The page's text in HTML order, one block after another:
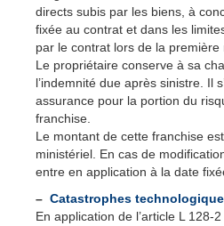
directs subis par les biens, à
fixée au contrat et dans les
par le contrat lors de la première
Le propriétaire conserve à sa
l’indemnité due après sinistre. Il
assurance pour la portion du
franchise.
Le montant de cette franchise
ministériel. En cas de
entre en application à la date
– Catastrophes
En application de l’article L 128-